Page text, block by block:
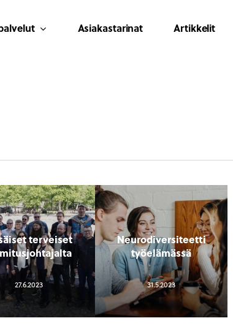
Asiakastarinat Artikkelit
terveiset
27.6.2023
Neurodiversiteetti
työelämässä
31.5.2023